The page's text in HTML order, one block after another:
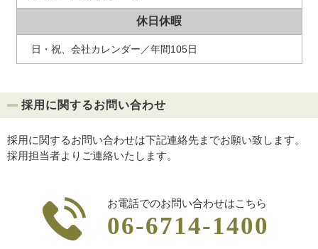
休日休暇
日・祝、会社カレンダー／年間105日
採用に関するお問い合わせ
採用に関するお問い合わせは下記連絡先までお願い致します。
採用担当者よりご連絡いたします。
お電話でのお問い合わせはこちら
06-6714-1400